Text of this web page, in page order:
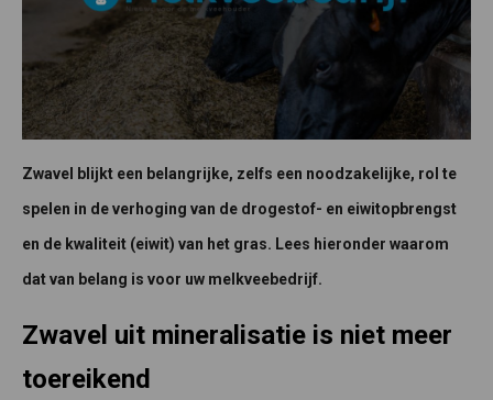
Zwavel blijkt een belangrijke, zelfs een noodzakelijke, rol te
spelen in de verhoging van de drogestof- en eiwitopbrengst
en de kwaliteit (eiwit) van het gras. Lees hieronder waarom
dat van belang is voor uw melkveebedrijf.
Zwavel uit mineralisatie is niet meer
toereikend